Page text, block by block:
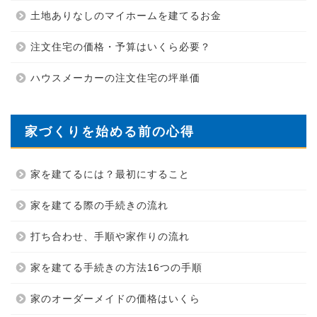
土地ありなしのマイホームを建てるお金
注文住宅の価格・予算はいくら必要？
ハウスメーカーの注文住宅の坪単価
家づくりを始める前の心得
家を建てるには？最初にすること
家を建てる際の手続きの流れ
打ち合わせ、手順や家作りの流れ
家を建てる手続きの方法16つの手順
家のオーダーメイドの価格はいくら